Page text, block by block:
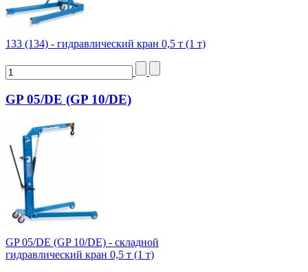
133 (134) - гидравлический кран 0,5 т (1 т)
GP 05/DE (GP 10/DE)
GP 05/DE (GP 10/DE) - складной
гидравлический кран 0,5 т (1 т)